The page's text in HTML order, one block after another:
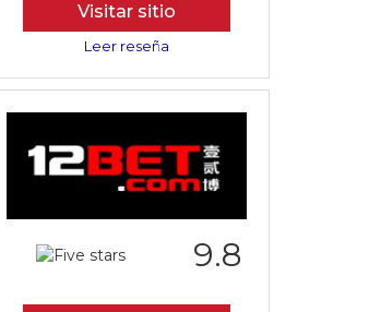
Visitar sitio
Leer reseña
9.8